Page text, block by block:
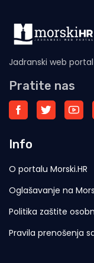
Jadranski web portal
Pratite nas
Info
O portalu Morski.HR
Oglašavanje na
Politika zaštite
Pravila prenošenja